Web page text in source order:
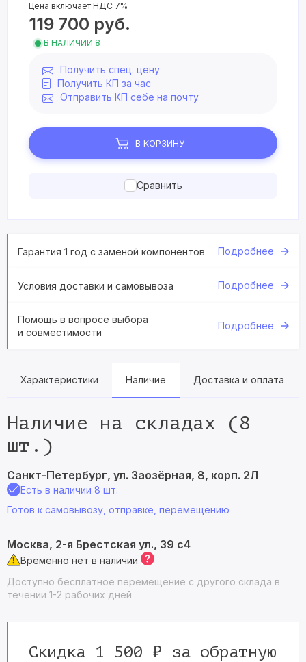
Цена включает НДС 7%
119 700 руб.
В НАЛИЧИИ 8
Получить спец. цену
Получить КП за час
Отправить КП себе на почту
В КОРЗИНУ
Сравнить
Гарантия 1 год с заменой компонентов Подробнее
Условия доставки и самовывоза Подробнее
Помощь в вопросе выбора
и совместимости
Подробнее
Характеристики Наличие Доставка и оплата
Наличие на складах (8
шт.)
Санкт-Петербург, ул. Заозёрная, 8, корп. 2Л
Есть в наличии 8 шт.
Готов к самовывозу, отправке, перемещению
Москва, 2-я Брестская ул., 39 с4
Временно нет в наличии
Доступно бесплатное перемещение с другого склада в
течении 1-2 рабочих дней
Скидка 1 500 ₽ за обратную